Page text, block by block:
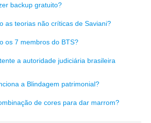
backup gratuito?
as teorias não críticas de Saviani?
os 7 membros do BTS?
a autoridade judiciária brasileira
a Blindagem patrimonial?
de cores para dar marrom?